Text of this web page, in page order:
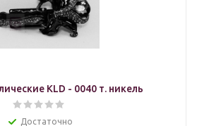
KLD - 0040 т. никель
Достаточно